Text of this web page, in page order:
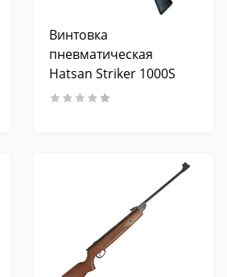
Винтовка
пневматическая
Hatsan Striker 1000S
(переломка, пластик),